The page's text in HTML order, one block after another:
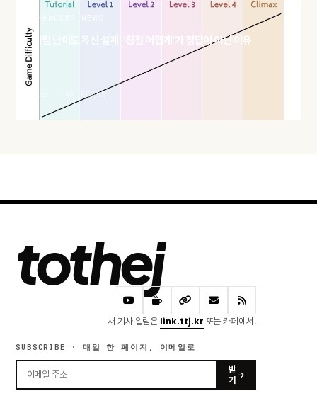
게임 난이도 곡선 설계: '점점 어렵게'가 정답이 아닌 이유
오늘 · 44 READS
tothej
새 기사 알림은 link.ttj.kr 또는 카페에서.
SUBSCRIBE · 매일 한 페이지, 이메일로
받
기